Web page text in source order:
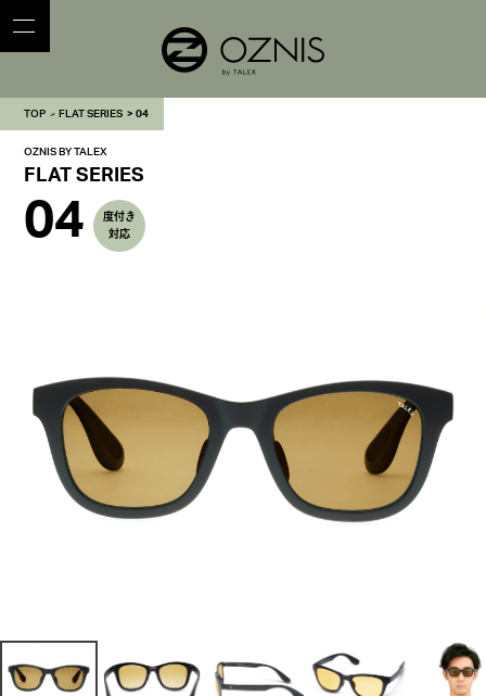
TOP FLAT SERIES 04
OZNIS BY TALEX
FLAT SERIES
04
度付き
対応